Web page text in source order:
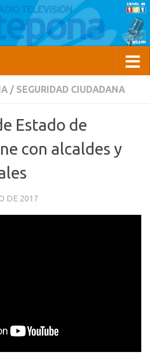
/ SEGURIDAD CIUDADANA
Estado de
con alcaldes y
DE 2017